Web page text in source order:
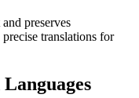
preserves
translations for